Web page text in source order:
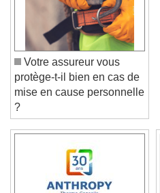
Video Player is loading.
Play Video
Play
Skip Backward
Votre assureur vous
protège-t-il bien en cas de
mise en cause personnelle
?